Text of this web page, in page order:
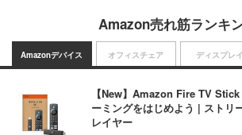
Amazon売れ筋ランキ
Amazonデバイス
【New】Amazon Fire TV
ーミングをはじめよう | ストリ
レイヤー
オフィスチェア ディスプレイ